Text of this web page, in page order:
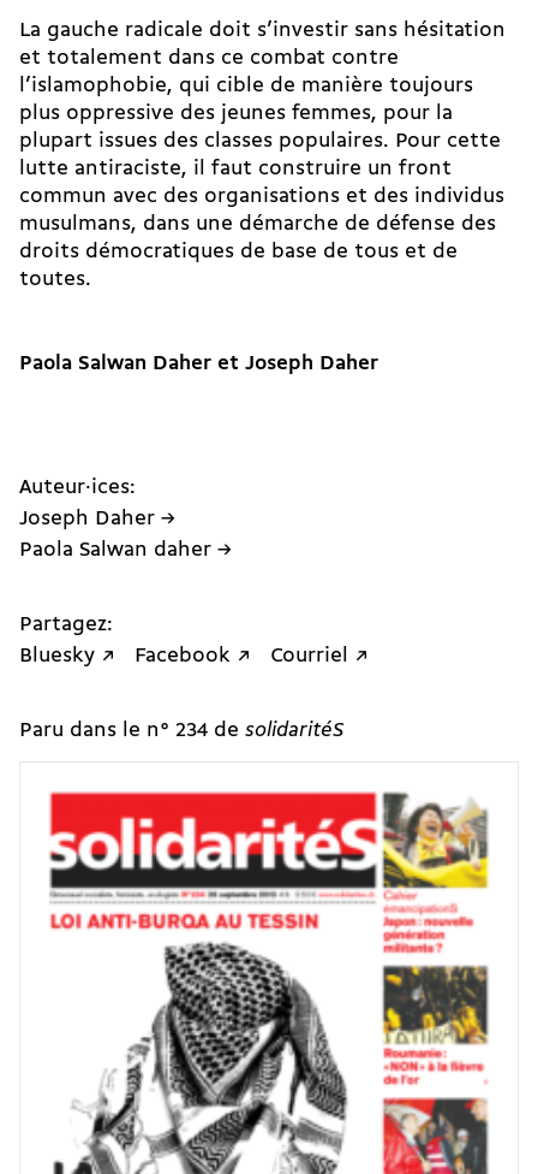
La gauche radicale doit s’investir sans hésitation
et totalement dans ce combat contre
l’islamophobie, qui cible de manière toujours
plus oppressive des jeunes femmes, pour la
plupart issues des classes populaires. Pour cette
lutte antiraciste, il faut construire un front
commun avec des organisations et des individus
musulmans, dans une démarche de défense des
droits démocratiques de base de tous et de
toutes.
Paola Salwan Daher et Joseph Daher
Auteur·ices:
Joseph Daher →
Paola Salwan daher →
Partagez:
Bluesky ↗
Facebook ↗ Courriel ↗
Paru dans le n° 234 de solidaritéS